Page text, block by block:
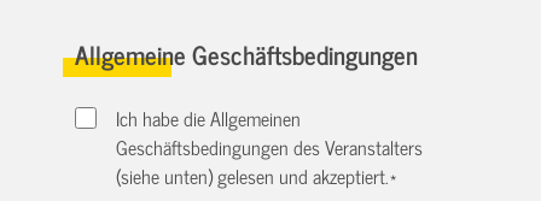
Allgemeine Geschäftsbedingungen
Ich habe die Allgemeinen
Geschäftsbedingungen des Veranstalters
(siehe unten) gelesen und akzeptiert.*